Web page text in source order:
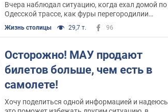
Вчера наблюдал ситуацию, когда ехал домой по
Одесской трассе, как фуры перегородилии
дорогу в Киев из-за того, что им ограничили
въезд из-за погодных условий!
Жизнь столицы 29,7 т. 96
Осторожно! МАУ продают
билетов больше, чем есть в
самолете!
Хочу поделиться одной информацией и надеюсь